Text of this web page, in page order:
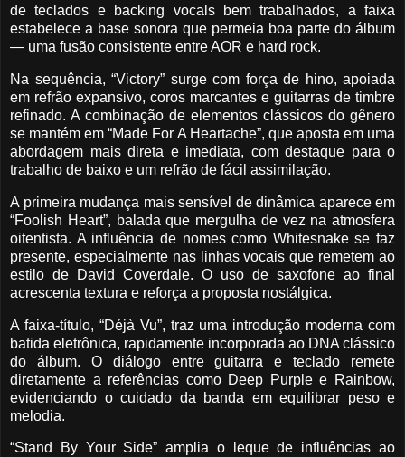
de teclados e backing vocals bem trabalhados, a faixa
estabelece a base sonora que permeia boa parte do álbum
— uma fusão consistente entre AOR e hard rock.
Na sequência, “Victory” surge com força de hino, apoiada
em refrão expansivo, coros marcantes e guitarras de timbre
refinado. A combinação de elementos clássicos do gênero
se mantém em “Made For A Heartache”, que aposta em uma
abordagem mais direta e imediata, com destaque para o
trabalho de baixo e um refrão de fácil assimilação.
A primeira mudança mais sensível de dinâmica aparece em
“Foolish Heart”, balada que mergulha de vez na atmosfera
oitentista. A influência de nomes como Whitesnake se faz
presente, especialmente nas linhas vocais que remetem ao
estilo de David Coverdale. O uso de saxofone ao final
acrescenta textura e reforça a proposta nostálgica.
A faixa-título, “Déjà Vu”, traz uma introdução moderna com
batida eletrônica, rapidamente incorporada ao DNA clássico
do álbum. O diálogo entre guitarra e teclado remete
diretamente a referências como Deep Purple e Rainbow,
evidenciando o cuidado da banda em equilibrar peso e
melodia.
“Stand By Your Side” amplia o leque de influências ao